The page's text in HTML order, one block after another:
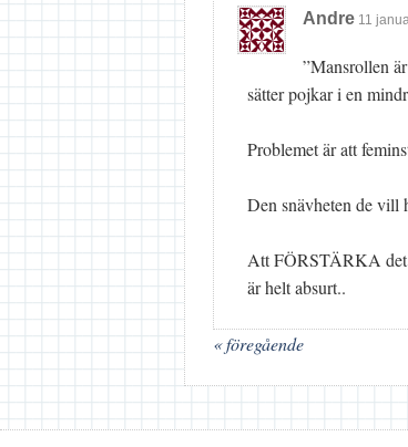
Andre 11
”Mansrollen
sätter pojkar i en
Problemet är att
Den snävheten de vill
Att FÖRSTÄRKA det
är helt absurt..
« föregående